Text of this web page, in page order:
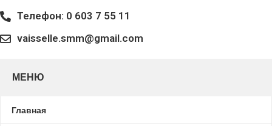
Телефон: 0 603 7 55 11
vaisselle.smm@gmail.com
МЕНЮ
Главная